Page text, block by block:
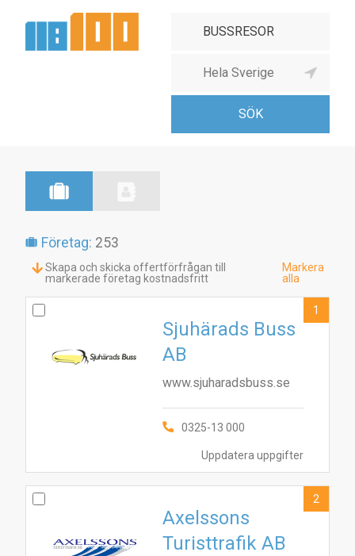
Företag: 253
Skapa och skicka offertförfrågan till
markerade företag kostnadsfritt
Markera
alla
Uppdatera uppgifter
Sjuhärads Buss
AB
www.sjuharadsbuss.se
0325-13 000
1
Axelssons
Turisttrafik AB
2